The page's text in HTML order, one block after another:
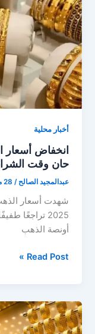
العراق
مساء
اليوم
أخبار محلية
حان وقت
عبدالمجيد الصالح/ 28 مايو 2025
2025 تراجعًا
أونصة الذهب
انخفاض
في
العراق
28
Read Post »